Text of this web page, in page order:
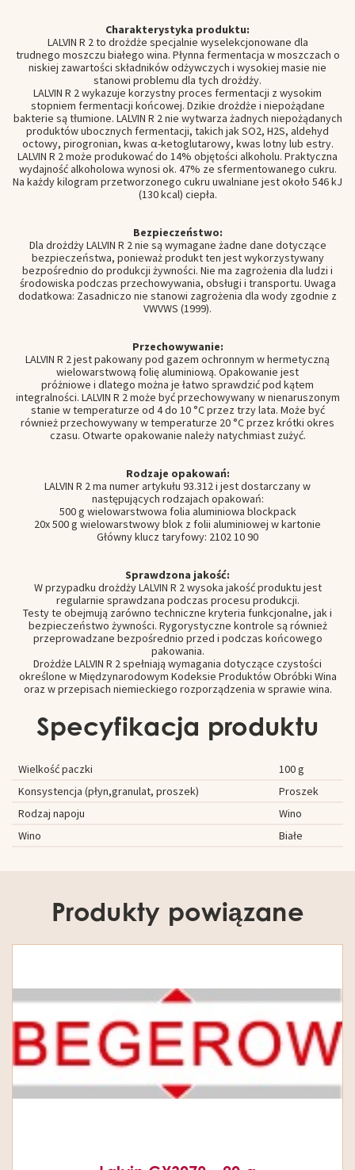
Charakterystyka produktu:
LALVIN R 2 to drożdże specjalnie wyselekcjonowane dla
trudnego moszczu białego wina. Płynna fermentacja w moszczach o
niskiej zawartości składników odżywczych i wysokiej masie nie
stanowi problemu dla tych drożdży.
LALVIN R 2 wykazuje korzystny proces fermentacji z wysokim
stopniem fermentacji końcowej. Dzikie drożdże i niepożądane
bakterie są tłumione. LALVIN R 2 nie wytwarza żadnych niepożądanych
produktów ubocznych fermentacji, takich jak SO2, H2S, aldehyd
octowy, pirogronian, kwas α-ketoglutarowy, kwas lotny lub estry.
LALVIN R 2 może produkować do 14% objętości alkoholu. Praktyczna
wydajność alkoholowa wynosi ok. 47% ze sfermentowanego cukru.
Na każdy kilogram przetworzonego cukru uwalniane jest około 546 kJ
(130 kcal) ciepła.
Bezpieczeństwo:
Dla drożdży LALVIN R 2 nie są wymagane żadne dane dotyczące
bezpieczeństwa, ponieważ produkt ten jest wykorzystywany
bezpośrednio do produkcji żywności. Nie ma zagrożenia dla ludzi i
środowiska podczas przechowywania, obsługi i transportu. Uwaga
dodatkowa: Zasadniczo nie stanowi zagrożenia dla wody zgodnie z
VWVWS (1999).
Przechowywanie:
LALVIN R 2 jest pakowany pod gazem ochronnym w hermetyczną
wielowarstwową folię aluminiową. Opakowanie jest
próżniowe i dlatego można je łatwo sprawdzić pod kątem
integralności. LALVIN R 2 może być przechowywany w nienaruszonym
stanie w temperaturze od 4 do 10 °C przez trzy lata. Może być
również przechowywany w temperaturze 20 °C przez krótki okres
czasu. Otwarte opakowanie należy natychmiast zużyć.
Rodzaje opakowań:
LALVIN R 2 ma numer artykułu 93.312 i jest dostarczany w
następujących rodzajach opakowań:
500 g wielowarstwowa folia aluminiowa blockpack
20x 500 g wielowarstwowy blok z folii aluminiowej w kartonie
Główny klucz taryfowy: 2102 10 90
Sprawdzona jakość:
W przypadku drożdży LALVIN R 2 wysoka jakość produktu jest
regularnie sprawdzana podczas procesu produkcji.
Testy te obejmują zarówno techniczne kryteria funkcjonalne, jak i
bezpieczeństwo żywności. Rygorystyczne kontrole są również
przeprowadzane bezpośrednio przed i podczas końcowego
pakowania.
Drożdże LALVIN R 2 spełniają wymagania dotyczące czystości
określone w Międzynarodowym Kodeksie Produktów Obróbki Wina
oraz w przepisach niemieckiego rozporządzenia w sprawie wina.
Specyfikacja produktu
Wielkość paczki
100 g
Konsystencja (płyn,granulat, proszek)
Proszek
Rodzaj napoju
Wino
Wino
Białe
Produkty powiązane